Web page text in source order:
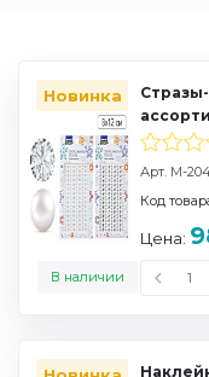
Новинка
ассорти
Арт. M-
В наличии
Код
Цена: